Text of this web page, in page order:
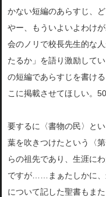
かない短編のあらすじ、
やー、もういよいよわけ
会のノリで校長先生的な
たるか」を語り激励して
の短編であらすじを書け
こに掲載させてほしい。
要するに〈書物の民〉と
葉を吹きつけたという〈
らの祖先であり、生涯に
ですが……まぁたしかに、
について記した聖書もま